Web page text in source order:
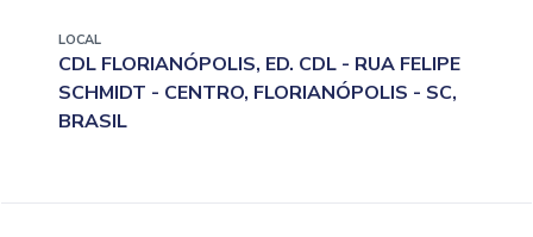
LOCAL
CDL FLORIANÓPOLIS, ED. CDL - RUA FELIPE
SCHMIDT - CENTRO, FLORIANÓPOLIS - SC,
BRASIL